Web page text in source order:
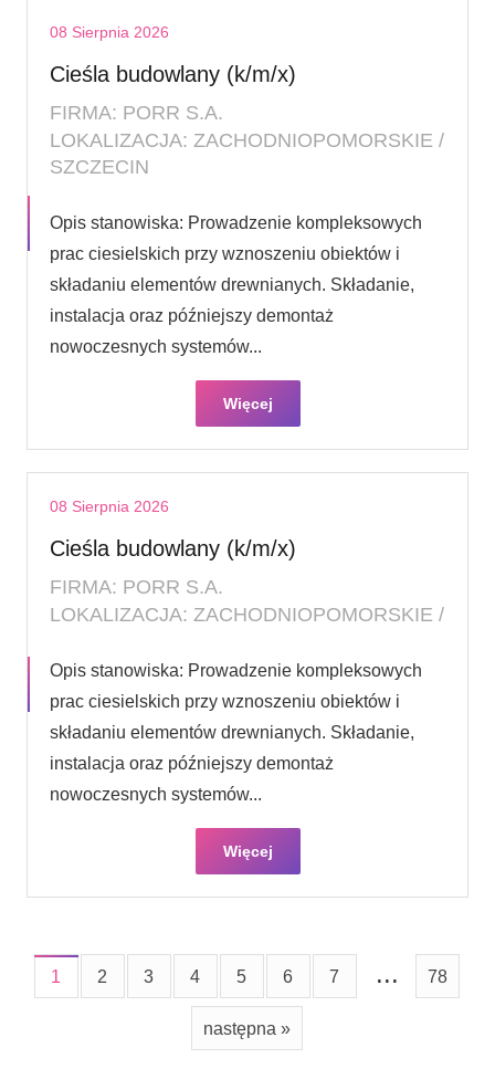
08 Sierpnia 2026
Cieśla budowlany (k/m/x)
FIRMA: PORR S.A.
LOKALIZACJA: ZACHODNIOPOMORSKIE /
SZCZECIN
Opis stanowiska: Prowadzenie kompleksowych
prac ciesielskich przy wznoszeniu obiektów i
składaniu elementów drewnianych. Składanie,
instalacja oraz późniejszy demontaż
nowoczesnych systemów...
Więcej
08 Sierpnia 2026
Cieśla budowlany (k/m/x)
FIRMA: PORR S.A.
LOKALIZACJA: ZACHODNIOPOMORSKIE /
Opis stanowiska: Prowadzenie kompleksowych
prac ciesielskich przy wznoszeniu obiektów i
składaniu elementów drewnianych. Składanie,
instalacja oraz późniejszy demontaż
nowoczesnych systemów...
Więcej
1 2 3 4 5 6 7 ... 78
następna »